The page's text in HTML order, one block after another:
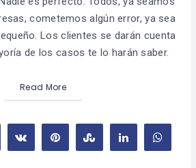
cometemos algún error, ya sea
Los clientes se darán cuenta
de los casos te lo harán saber.
Read More